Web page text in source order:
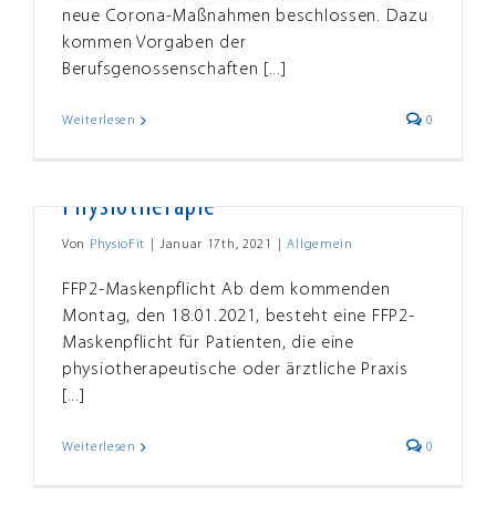
neue Corona-Maßnahmen beschlossen. Dazu
kommen Vorgaben der
Berufsgenossenschaften [...]
Weiterlesen 0
Physiotherapie
Von PhysioFit Januar 17th, 2021 Allgemein
FFP2-Maskenpflicht Ab dem kommenden
Montag, den 18.01.2021, besteht eine FFP2-
Maskenpflicht für Patienten, die eine
physiotherapeutische oder ärztliche Praxis
[...]
Weiterlesen 0